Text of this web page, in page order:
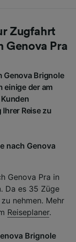
Zugfahrt
Genova Pra
Genova Brignole
einige der am
Reise zu
nach Genova
Genova Pra in
Da es 35 Züge
nehmen. Mehr
Reiseplaner.
Brignole